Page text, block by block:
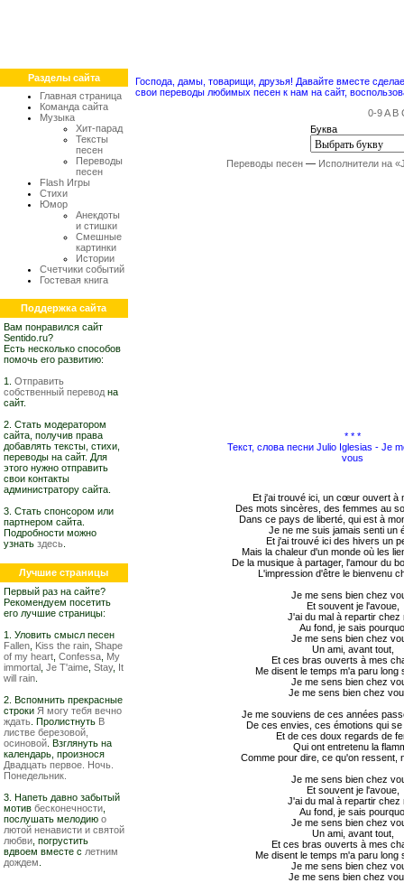
Разделы сайта
Главная страница
Команда сайта
Музыка
Хит-парад
Тексты
песен
Переводы
песен
Flash Игры
Стихи
Юмор
Анекдоты
и стишки
Смешные
картинки
Истории
Счетчики событий
Гостевая книга
Поддержка сайта
Вам понравился сайт
Sentido.ru?
Есть несколько способов
помочь его развитию:
1. Отправить
собственный перевод на
сайт.
2. Стать модератором
сайта, получив права
добавлять тексты, стихи,
переводы на сайт. Для
этого нужно отправить
свои контакты
администратору сайта.
3. Стать спонсором или
партнером сайта.
Подробности можно
узнать здесь
Лучшие страницы
Первый раз на сайте?
Рекомендуем посетить
его лучшие страницы:
1. Уловить смысл песен
Fallen Kiss the rain Shape
of my heart Confessa My
immortal Je T'aime Stay, It
will rain
2. Вспомнить прекрасные
строки Я могу тебя вечно
ждать . Пролистнуть В
листве березовой,
осиновой . Взглянуть на
календарь, произнося
Двадцать первое. Ночь.
Понедельник.
3. Напеть давно забытый
мотив бесконечности
послушать мелодию о
лютой ненависти и святой
любви , погрустить
вдвоем вместе с летним
дождем
Господа, дамы, товарищи, друзья! Давайте вместе
свои переводы любимых песен к нам на сайт,
0-9 A B
Буква
Переводы песен — Исполнители на
* * *
Текст, слова песни Julio Iglesias - Je
vous
Et j'ai trouvé ici, un cœur ouvert à
Des mots sincères, des femmes au
Dans ce pays de liberté, qui est à
Je ne me suis jamais senti un
Et j'ai trouvé ici des hivers un
Mais la chaleur d'un monde où les
De la musique à partager, l'amour du
L'impression d'être le bienvenu
Je me sens bien chez
Et souvent je l'avoue,
J'ai du mal à repartir chez
Au fond, je sais
Je me sens bien chez
Un ami, avant tout,
Et ces bras ouverts à mes
Me disent le temps m'a paru long
Je me sens bien chez
Je me sens bien chez
Je me souviens de ces années
De ces envies, ces émotions qui
Et de ces doux regards de
Qui ont entretenu la
Comme pour dire, ce qu'on ressent,
Je me sens bien chez
Et souvent je l'avoue,
J'ai du mal à repartir chez
Au fond, je sais
Je me sens bien chez
Un ami, avant tout,
Et ces bras ouverts à mes
Me disent le temps m'a paru long
Je me sens bien chez
Je me sens bien chez